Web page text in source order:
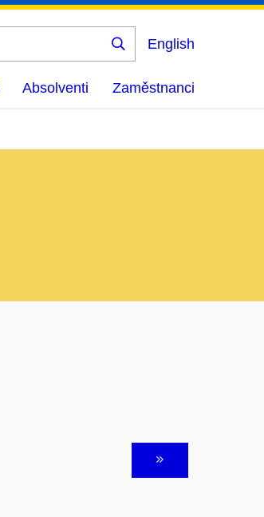
Vyhledat
English
Absolventi Zaměstnanci